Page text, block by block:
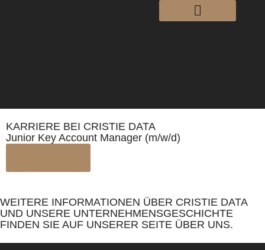
KARRIERE BEI CRISTIE DATA
Junior Key Account Manager (m/w/d)
WEITERE INFORMATIONEN ÜBER CRISTIE DATA
UND UNSERE UNTERNEHMENSGESCHICHTE
FINDEN SIE AUF UNSERER SEITE ÜBER UNS.